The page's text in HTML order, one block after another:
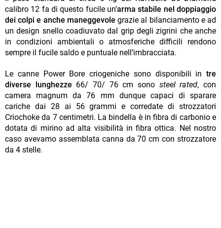
calibro 12 fa di questo fucile un’arma stabile nel doppiaggio
dei colpi e anche maneggevolegrazie al bilanciamento e ad
un design snello coadiuvato dal grip degli zigrini che anche
in condizioni ambientali o atmosferiche difficili rendono
sempre il fucile saldo e puntuale nell’imbracciata.
Le canne Power Bore criogeniche sono disponibili in tre
diverse lunghezze 66/ 70/ 76 cm sono steel rated, con
camera magnum da 76 mm dunque capaci di sparare
cariche dai 28 ai 56 grammi e corredate di strozzatori
Criochoke da 7 centimetri. La bindella è in fibra di carbonio e
dotata di mirino ad alta visibilità in fibra ottica. Nel nostro
caso avevamo assemblata canna da 70 cm con strozzatore
da 4 stelle.